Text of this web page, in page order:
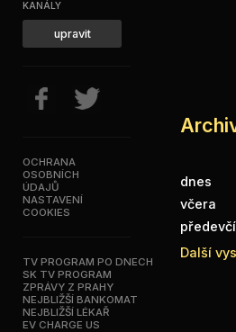
KANÁLY
upravit
OCHRANA
OSOBNÍCH
ÚDAJŮ
NASTAVENÍ
COOKIES
TV PROGRAM PO DNECH
SK TV PROGRAM
ZPRÁVY Z PRAHY
NEJBLIŽŠÍ BANKOMAT
NEJBLIŽŠÍ LÉKAŘ
EV CHARGE US
dnes
včera
Další